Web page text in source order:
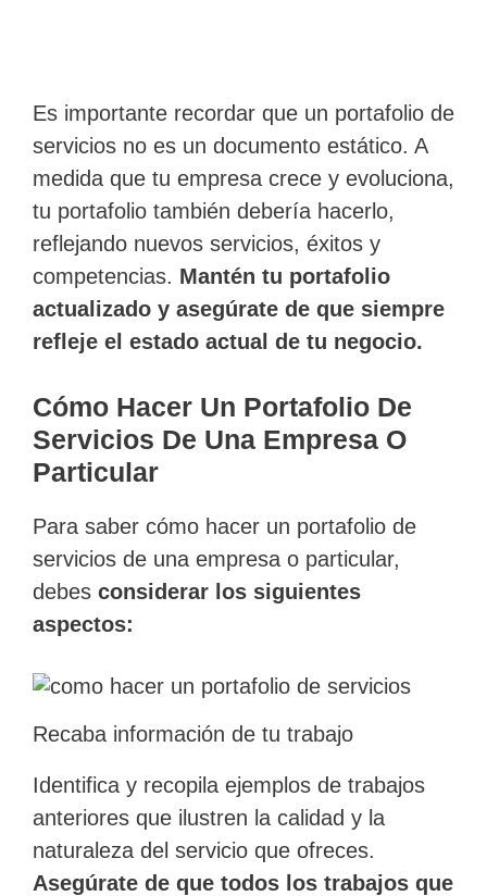
Es importante recordar que un portafolio de
servicios no es un documento estático. A
medida que tu empresa crece y evoluciona,
tu portafolio también debería hacerlo,
reflejando nuevos servicios, éxitos y
competencias. Mantén tu portafolio
actualizado y asegúrate de que siempre
refleje el estado actual de tu negocio.
Cómo Hacer Un Portafolio De
Servicios De Una Empresa O
Particular
Para saber cómo hacer un portafolio de
servicios de una empresa o particular,
debes considerar los siguientes
aspectos:
Recaba información de tu trabajo
Identifica y recopila ejemplos de trabajos
anteriores que ilustren la calidad y la
naturaleza del servicio que ofreces.
Asegúrate de que todos los trabajos que